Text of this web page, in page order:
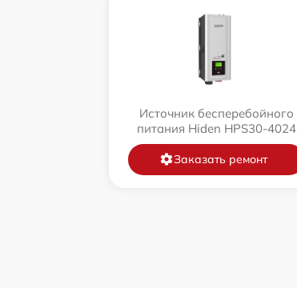
Источник бесперебойного
питания Hiden HPS30-4024
Заказать ремонт